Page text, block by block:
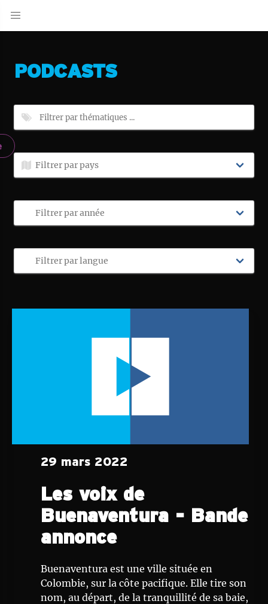
PODCASTS
29 mars 2022
Les voix de
Buenaventura - Bande
annonce
Buenaventura est une ville située en
Colombie, sur la côte pacifique. Elle tire son
nom, au départ, de la tranquillité de sa baie,